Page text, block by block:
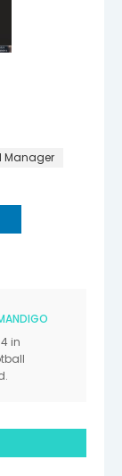
Manager
in